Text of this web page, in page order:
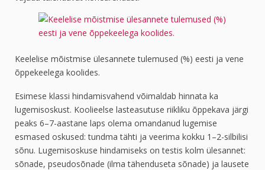
Keelelise mõistmise ülesannete tulemused (%) eesti ja vene
õppekeelega koolides.
Esimese klassi hindamisvahend võimaldab hinnata ka
lugemisoskust. Koolieelse lasteasutuse riikliku õppekava järgi
peaks 6–7-aastane laps olema omandanud lugemise
esmased oskused: tundma tähti ja veerima kokku 1–2-silbilisi
sõnu. Lugemisoskuse hindamiseks on testis kolm ülesannet:
sõnade, pseudosõnade (ilma tähenduseta sõnade) ja lausete